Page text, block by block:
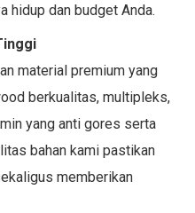
hidup dan budget Anda.
material premium yang
berkualitas, multipleks,
yang anti gores serta
bahan kami pastikan
memberikan